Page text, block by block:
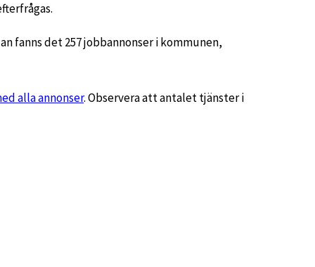
fanns det 257 jobbannonser i kommunen,
alla annonser. Observera att antalet tjänster i